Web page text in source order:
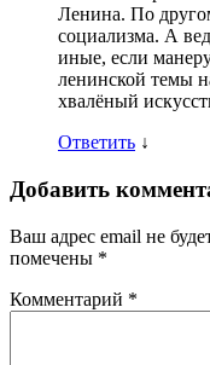
Ленина. По
социализма. А
иные, если
ленинской темы
хвалёный
Ответить ↓
Добавить
Ваш адрес email не
помечены *
Комментарий *